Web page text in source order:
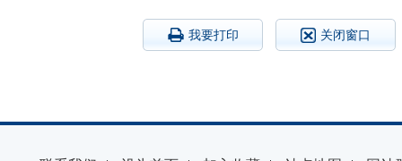
我要打印 关闭窗口